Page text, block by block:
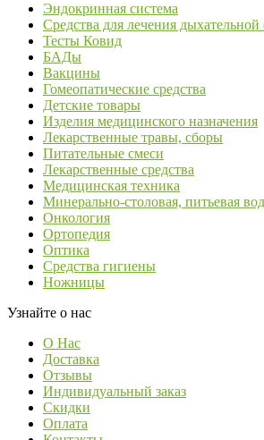
Эндокринная система
Средства для лечения
Тесты Ковид
БАДы
Вакцины
Гомеопатические средства
Детские товары
Изделия медицинского назначения
Лекарственные травы, сборы
Питательные смеси
Лекарственные средства
Медицинская техника
Минерально-столовая, питьевая
Онкология
Ортопедия
Оптика
Средства гигиены
Ножницы
Узнайте о нас
О Нас
Доставка
Отзывы
Индивидуальный заказ
Скидки
Оплата